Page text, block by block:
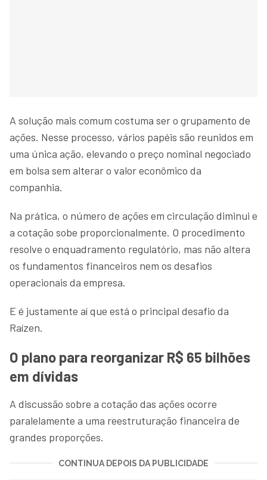
A solução mais comum costuma ser o grupamento de
ações. Nesse processo, vários papéis são reunidos em
uma única ação, elevando o preço nominal negociado
em bolsa sem alterar o valor econômico da
companhia.
Na prática, o número de ações em circulação diminui e
a cotação sobe proporcionalmente. O procedimento
resolve o enquadramento regulatório, mas não altera
os fundamentos financeiros nem os desafios
operacionais da empresa.
E é justamente aí que está o principal desafio da
Raízen.
O plano para reorganizar R$ 65 bilhões
em dívidas
A discussão sobre a cotação das ações ocorre
paralelamente a uma reestruturação financeira de
grandes proporções.
CONTINUA DEPOIS DA PUBLICIDADE